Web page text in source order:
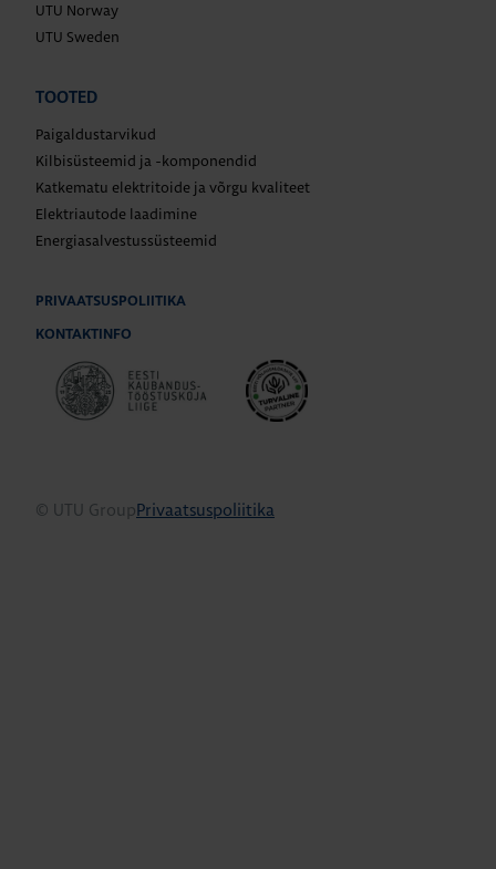
UTU Norway
UTU Sweden
TOOTED
Paigaldustarvikud
Kilbisüsteemid ja -komponendid
Katkematu elektritoide ja võrgu kvaliteet
Elektriautode laadimine
Energiasalvestussüsteemid
PRIVAATSUSPOLIITIKA
KONTAKTINFO
© UTU GroupPrivaatsuspoliitika